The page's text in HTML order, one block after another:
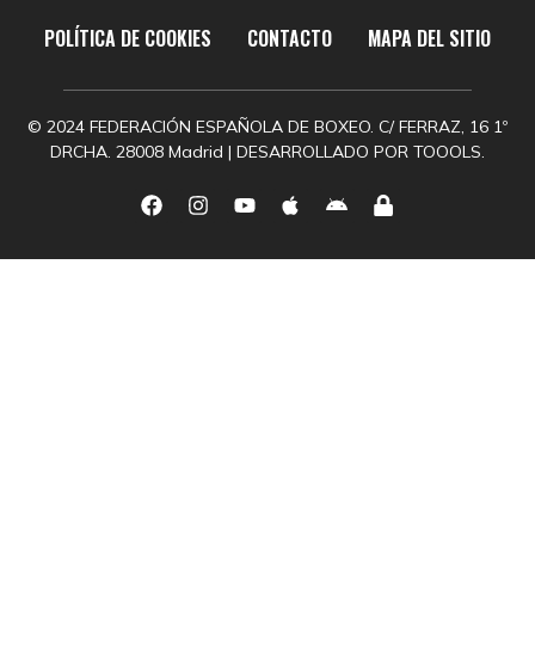
POLÍTICA DE COOKIES
CONTACTO MAPA DEL SITIO
© 2024 FEDERACIÓN ESPAÑOLA DE BOXEO. C/ FERRAZ, 16 1º
DRCHA. 28008 Madrid | DESARROLLADO POR TOOOLS.